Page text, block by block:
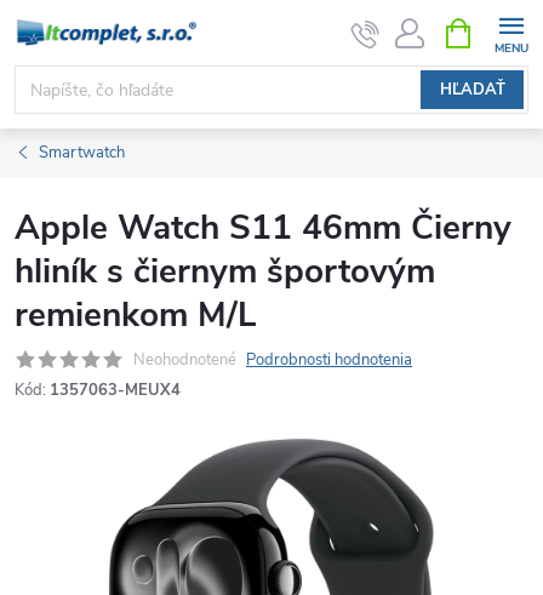
Prejsť
obsah
HĽADAŤ
KOŠÍK
Smartwatch
Apple Watch S11 46mm Čierny
hliník s čiernym športovým
remienkom M/L
Neohodnotené Podrobnosti hodnotenia
Kód: 1357063-MEUX4